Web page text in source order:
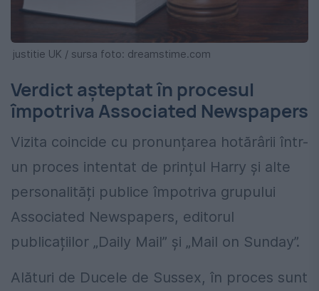
justitie UK / sursa foto: dreamstime.com
Verdict așteptat în procesul
împotriva Associated Newspapers
Vizita coincide cu pronunțarea hotărârii într-
un proces intentat de prințul Harry și alte
personalități publice împotriva grupului
Associated Newspapers, editorul
publicațiilor „Daily Mail” și „Mail on Sunday”.
Alături de Ducele de Sussex, în proces sunt